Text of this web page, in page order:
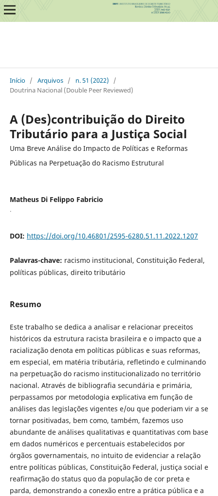
Início / Arquivos / n. 51 (2022)
/
Doutrina Nacional (Double Peer Reviewed)
A (Des)contribuição do Direito
Tributário para a Justiça Social
Uma Breve Análise do Impacto de Políticas e Reformas
Públicas na Perpetuação do Racismo Estrutural
Matheus Di Felippo Fabricio
.
DOI: https://doi.org/10.46801/2595-6280.51.11.2022.1207
Palavras-chave: racismo institucional, Constituição Federal,
políticas públicas, direito tributário
Resumo
Este trabalho se dedica a analisar e relacionar preceitos
históricos da estrutura racista brasileira e o impacto que a
racialização denota em políticas públicas e suas reformas,
em especial, em matéria tributária, refletindo e culminando
na perpetuação do racismo institucionalizado no território
nacional. Através de bibliografia secundária e primária,
perpassamos por metodologia explicativa em função de
análises das legislações vigentes e/ou que poderiam vir a se
tornar positivadas, bem como, também, fazemos uso
abundante de análises qualitativas e quantitativas com base
em dados numéricos e percentuais estabelecidos por
órgãos governamentais, no intuito de evidenciar a relação
entre políticas públicas, Constituição Federal, justiça social e
reafirmação do status quo da população de cor preta e
parda, demonstrando a conexão entre a prática pública e a